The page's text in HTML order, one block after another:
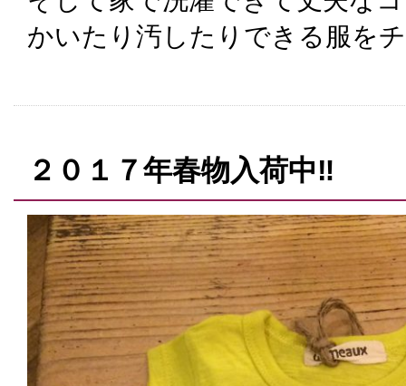
かいたり汚したりできる服を
２０１７年春物入荷中‼️